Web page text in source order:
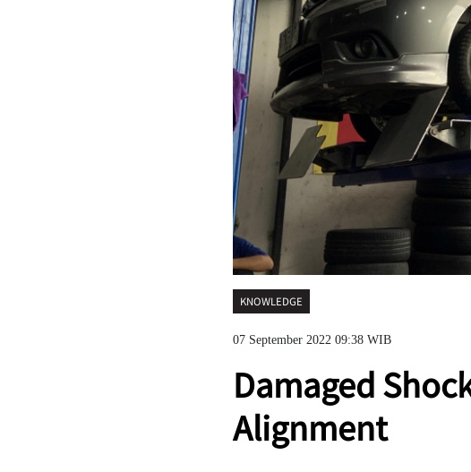
KNOWLEDGE
07 September 2022 09:38 WIB
Damaged
Alignment